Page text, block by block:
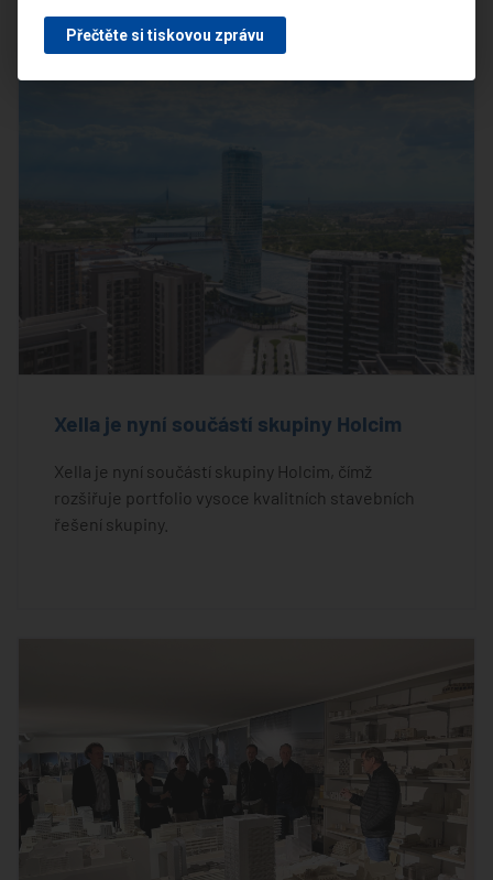
Xella je nyní součástí skupiny Holcim
Xella je nyní součástí skupiny Holcim, čímž
rozšiřuje portfolio vysoce kvalitních stavebních
řešení skupiny.
Přečtěte si tiskovou zprávu